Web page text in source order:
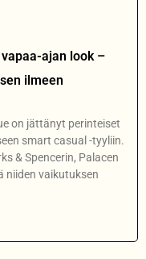
ajan look –
ilmeen
on jättänyt perinteiset
smart casual -tyyliin.
& Spencerin, Palacen
niiden vaikutuksen